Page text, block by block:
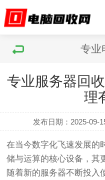
专业
专业服务器回
理
发布日期：2025-09-
在当今数字化飞速发展的
储与运算的核心设备，其
随着新的服务器不断投入